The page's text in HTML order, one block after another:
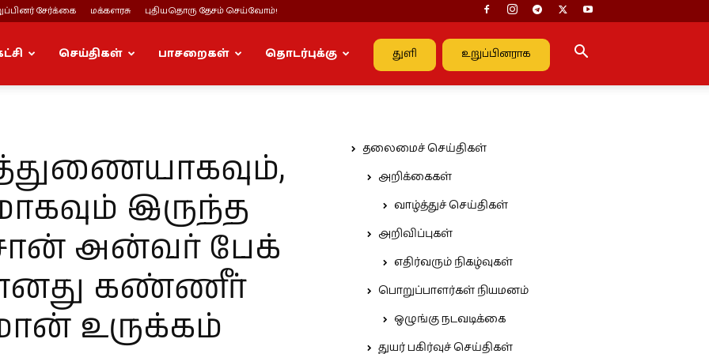
சேர்க்கை மக்களரசு புதியதொரு தேசம் செய்வோம்!
துளி உறுப்பினராக
செய்திகள் பாசறைகள் தொடர்புக்கு
இருந்த
அன்வர் பேக்
எனது கண்ணீர்
உருக்கம்
தலைமைச் செய்திகள்
அறிக்கைகள்
வாழ்த்துச் செய்திகள்
அறிவிப்புகள்
எதிர்வரும் நிகழ்வுகள்
பொறுப்பாளர்கள் நியமனம்
ஒழுங்கு நடவடிக்கை
துயர் பகிர்வுச் செய்திகள்